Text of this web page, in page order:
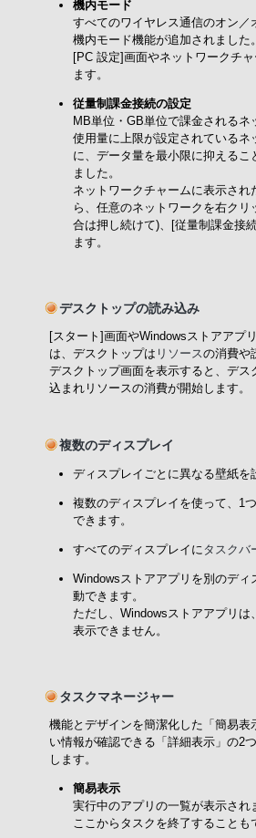
機内モード
すべてのワイヤレス通信のオン／
機内モード機能が追加されました。
[PC 設定]画面やネットワークチ
ます。
従量制課金接続の設定
MB単位・GB単位で課金されるネ
使用量に上限が設定されているネ
に、データ量を最小限に抑える
ました。
ネットワークチャームに表示され
ら、任意のネットワークを右ク
合は押し続けて)、[従量制課金接
ます。
デスクトップの読み込み
[スタート]画面やWindowsストアアプ
は、デスクトップは リソースの消費や
デスクトップ画面を表示すると、デス
込まれリソースの消費が開始します。
複数のディスプレイ
ディスプレイごとに異なる壁紙を
複数のディスプレイを使って、1
できます。
すべてのディスプレイに タスクバ
Windowsストアアプリを別のデ
動できます。
ただし、Windowsストアアプリ
表示できません。
タスクマネージャー
機能とデザインを簡潔化した「簡易表
い情報が確認できる「詳細表示」の2
します。
簡易表示
実行中のアプリの一覧が表示され
ここからタスクを終了することも